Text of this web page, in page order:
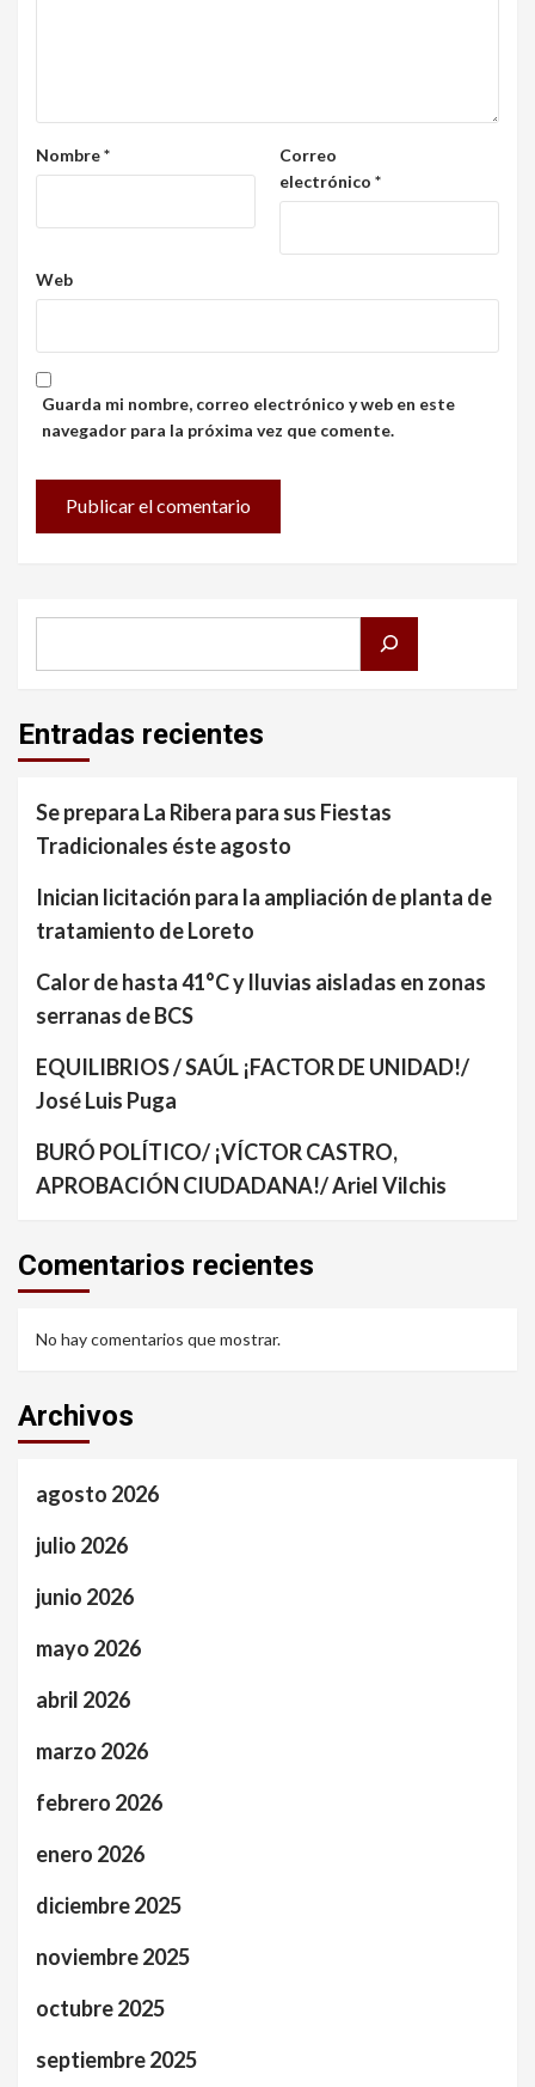
Nombre*
Correo
electrónico *
Web
Guarda mi nombre, correo electrónico y web en este
navegador para la próxima vez que comente.
Entradas recientes
Se prepara La Ribera para sus Fiestas
Tradicionales éste agosto
Inician licitación para la ampliación de planta de
tratamiento de Loreto
Calor de hasta 41°C y lluvias aisladas en zonas
serranas de BCS
EQUILIBRIOS / SAÚL ¡FACTOR DE UNIDAD!/
José Luis Puga
BURÓ POLÍTICO/ ¡VÍCTOR CASTRO,
APROBACIÓN CIUDADANA!/ Ariel Vilchis
Comentarios recientes
No hay comentarios que mostrar.
Archivos
agosto 2026
julio 2026
junio 2026
mayo 2026
abril 2026
marzo 2026
febrero 2026
enero 2026
diciembre 2025
noviembre 2025
octubre 2025
septiembre 2025